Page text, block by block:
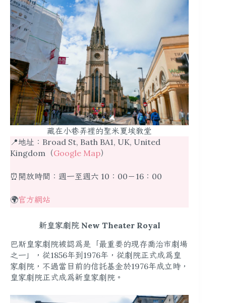
藏在小巷弄裡的聖米夏埃教堂
📍地址：Broad St, Bath BA1, UK, United
Kingdom（Google Map）
⏰開放時間：週一至週六 10：00－16：00
🌍官方網站
新皇家劇院 New Theater Royal
巴斯皇家劇院被認為是「最重要的現存喬治市劇場
之一」，從1856年到1976年，從劇院正式成為皇
家劇院，不過當目前的信託基金於1976年成立時，
皇家劇院正式成為新皇家劇院。